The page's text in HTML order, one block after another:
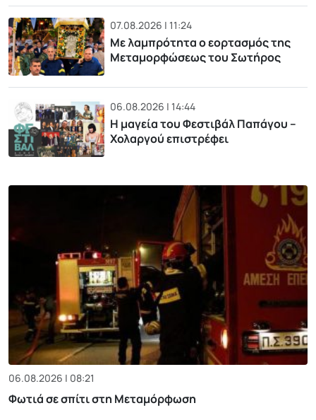
07.08.2026 | 11:24
Με λαμπρότητα ο εορτασμός της
Μεταμορφώσεως του Σωτήρος
06.08.2026 | 14:44
Η μαγεία του Φεστιβάλ Παπάγου –
Χολαργού επιστρέφει
06.08.2026 | 08:21
Φωτιά σε σπίτι στη Μεταμόρφωση